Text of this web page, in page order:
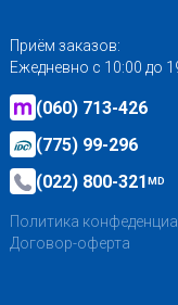
Приём заказов:
Ежедневно с 10:00 до
(060) 713-426
(775) 99-296
(022) 800-321MD
Политика
Договор-оферта